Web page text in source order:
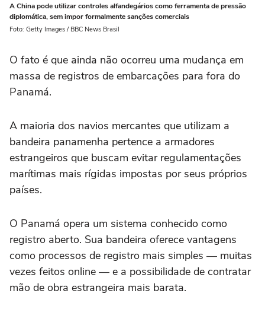
A China pode utilizar controles alfandegários como ferramenta de pressão
diplomática, sem impor formalmente sanções comerciais
Foto: Getty Images / BBC News Brasil
O fato é que ainda não ocorreu uma mudança em
massa de registros de embarcações para fora do
Panamá.
A maioria dos navios mercantes que utilizam a
bandeira panamenha pertence a armadores
estrangeiros que buscam evitar regulamentações
marítimas mais rígidas impostas por seus próprios
países.
O Panamá opera um sistema conhecido como
registro aberto. Sua bandeira oferece vantagens
como processos de registro mais simples — muitas
vezes feitos online — e a possibilidade de contratar
mão de obra estrangeira mais barata.